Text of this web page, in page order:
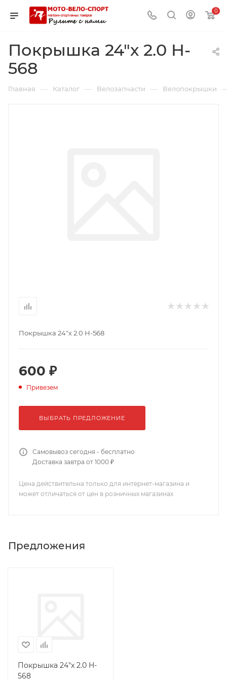
0
Покрышка 24"х 2.0 H-
568
Главная — Каталог — Велозапчасти — Велопокрышки
Покрышка 24"х 2.0 H-568
600 ₽
Привезем
ВЫБРАТЬ ПРЕДЛОЖЕНИЕ
Самовывоз сегодня - бесплатно
Доставка завтра от 1000 ₽
Цена действительна только для интернет-магазина и
может отличаться от цен в розничных магазинах
Предложения
Покрышка 24"х 2.0 H-
568